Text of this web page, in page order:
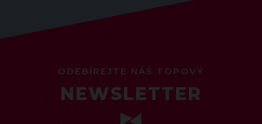
ODEBÍREJTE NÁŠ TOPOVÝ
NEWSLETTER